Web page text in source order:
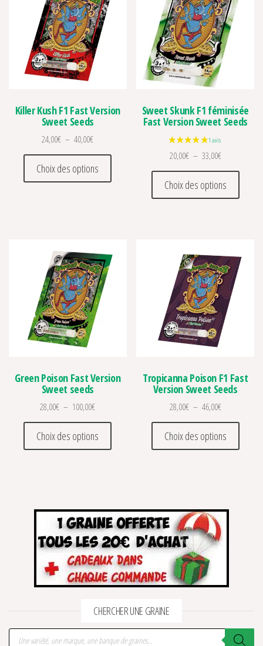
Killer Kush F1 Fast Version
Sweet Seeds
24,00€ – 40,00€Plage de prix : 24,00€ à 40,00€
Choix des options
Ce produit a plusieurs variations. Les
Sweet Skunk F1 féminisée
Fast Version Sweet Seeds
20,00€ – 33,00€Plage de prix
Choix des options
Ce
Green Poison Fast Version
Sweet seeds
28,00€ – 100,00€Plage de prix : 28,00€ à 100,00€
Choix des options
Ce produit a plusieurs variations. Les
Tropicanna Poison F1 Fast
Version Sweet Seeds
28,00€ – 46,00€Plage de prix
Choix des options
Ce
CHERCHER UNE GRAINE
Recherche de produits